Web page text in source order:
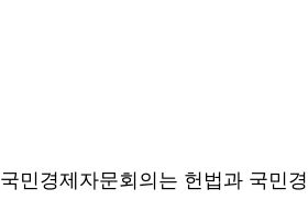
국민경제자문회의는 헌법과 국민